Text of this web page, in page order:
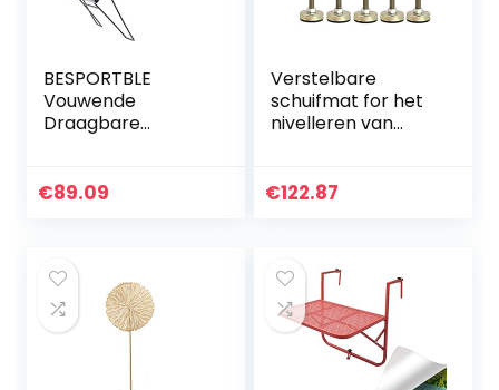
BESPORTBLE
Vouwende
Draagbare
Metalen Grill Stand
€89.09
Verstelbare
schuifmat for het
nivelleren van
rijpers, anti-slip en
€122.87